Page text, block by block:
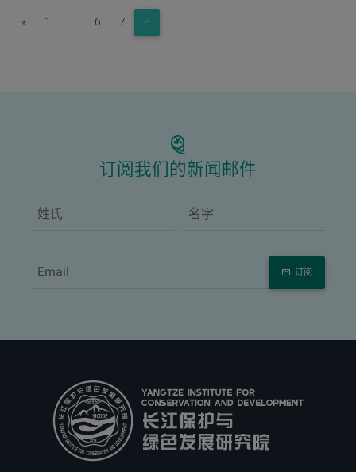
«Previous
1 … 6 7 8
订阅我们的新闻邮件
订阅